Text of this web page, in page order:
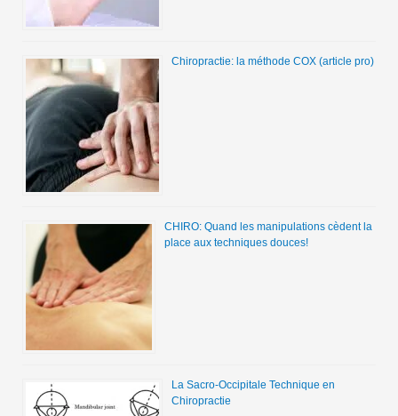
Chiropractie: la méthode COX (article pro)
CHIRO: Quand les manipulations cèdent la
place aux techniques douces!
La Sacro-Occipitale Technique en
Chiropractie